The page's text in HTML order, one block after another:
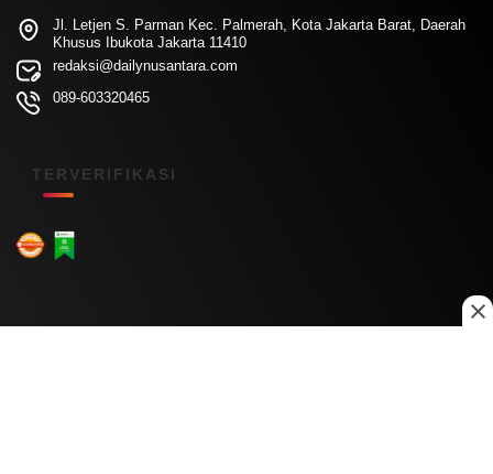
Jl. Letjen S. Parman Kec. Palmerah, Kota Jakarta Barat, Daerah
Khusus Ibukota Jakarta 11410
redaksi@dailynusantara.com
089-603320465
TERVERIFIKASI